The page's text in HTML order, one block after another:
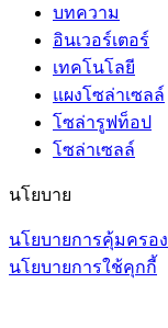
บทความ
อินเวอร์เตอร์
เทคโนโลยี
แผงโซล่าเซลล์
โซล่ารูฟท็อป
โซล่าเซลล์
นโยบาย
นโยบายการคุ้มครอ
นโยบายการใช้คุกกี้